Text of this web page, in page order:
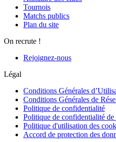
Tournois
Matchs publics
Plan du site
On recrute !
Rejoignez-nous
Légal
Conditions Générales
Conditions Générales de
Politique de confidentialité
Politique de confidentialité
Politique d'utilisation des
Accord de protection des